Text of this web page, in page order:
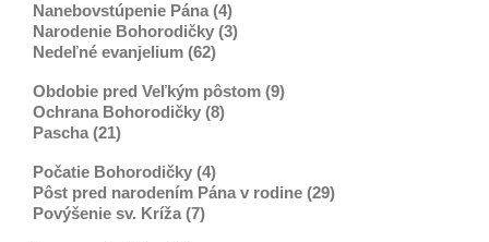
Nanebovstúpenie Pána (4)
Narodenie Bohorodičky (3)
Nedeľné evanjelium (62)
Obdobie pred Veľkým pôstom (9)
Ochrana Bohorodičky (8)
Pascha (21)
Počatie Bohorodičky (4)
Pôst pred narodením Pána v rodine (29)
Povýšenie sv. Kríža (7)